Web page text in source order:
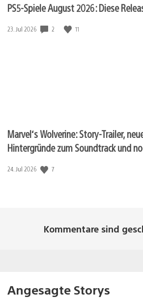
PS5-Spiele August 2026: Diese
Veröffentlichungsdatum:
23. Jul 2026 2 11
Marvel‘s Wolverine: Story-Trailer,
Hintergründe zum Soundtrack und
Veröffentlichungsdatum:
24. Jul 2026 7
Kommentare sind
Angesagte Storys